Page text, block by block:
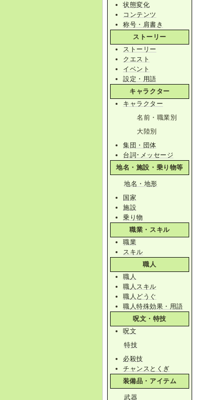
状態変化
コンテンツ
称号・肩書き
ストーリー
ストーリー
クエスト
イベント
設定・用語
キャラクター
キャラクター
名前・職業別
大陸別
集団・団体
台詞･メッセージ
地名・施設・乗り物等
地名・地形
国家
施設
乗り物
職業・スキル
職業
スキル
職人
職人
職人スキル
職人どうぐ
職人特殊効果・用語
呪文・特技
呪文
特技
必殺技
チャンスとくぎ
装備品・アイテム
武器